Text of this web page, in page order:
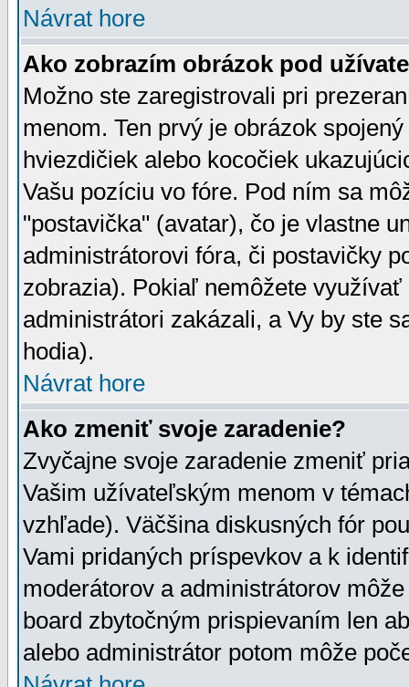
Návrat hore
Ako zobrazím obrázok pod
Možno ste zaregistrovali pri
menom. Ten prvý je obrázok
hviezdičiek alebo kocočiek
Vašu pozíciu vo fóre. Pod ním sa
"postavička" (avatar), čo je vlastne
administrátorovi fóra, či postavičky
zobrazia). Pokiaľ nemôžete
administrátori zakázali, a Vy by ste
hodia).
Návrat hore
Ako zmeniť svoje zaradenie?
Zvyčajne svoje zaradenie zmeniť
Vašim užívateľským menom v
vzhľade). Väčšina diskusných fór
Vami pridaných príspevkov a k
moderátorov a administrátorov
board zbytočným prispievaním len
alebo administrátor potom môže